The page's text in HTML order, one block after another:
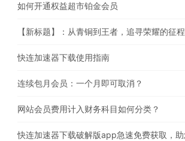
如何开通权益超市铂金会员
【新标题】：从青铜到王者，追寻荣耀的征程
快连加速器下载使用指南
连续包月会员：一个月即可取消？
网站会员费用计入财务科目如何分类？